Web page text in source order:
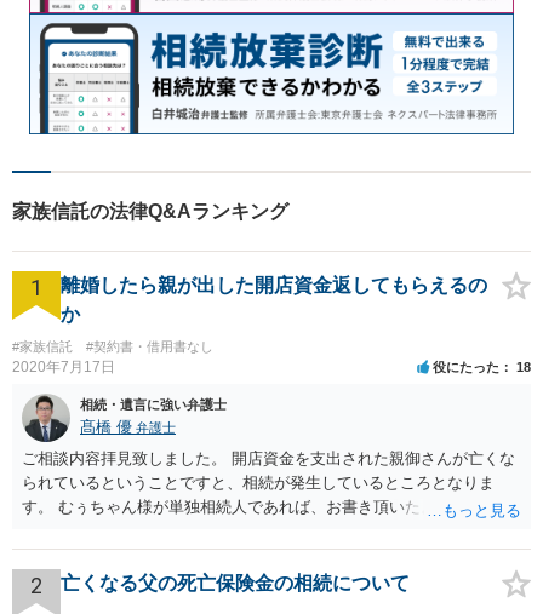
家族信託の法律Q&Aランキング
1
離婚したら親が出した開店資金返してもらえるの
か
#家族信託 #契約書・借用書なし
2020年7月17日 役にたった 18
相続・遺言に強い弁護士
髙橋 優 弁護士
ご相談内容拝見致しました。 開店資金を支出された親御さんが亡くな
られているということですと、相続が発生しているところとなりま
す。 むぅちゃん様が単独相続人であれば、お書き頂いたような方法で
相続人おられるということであれば、他の相続人との協議が必要とな
るところです。 また、当該点とは別にご主人から貸付ではなく贈与で
あると主張される可能性がございます。 その場合には、貸付であるこ
2 亡くなる父の死亡保険金の相続について